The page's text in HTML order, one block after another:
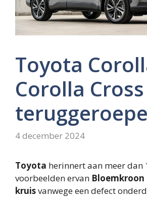
Toyota
Corolla Cross
4 december 2024
Toyota herinnert aan meer dan
voorbeelden ervan Bloemkroon
kruisvanwege een defect